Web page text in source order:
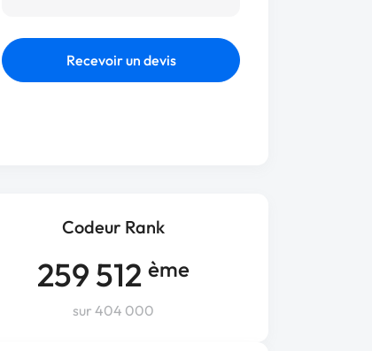
Recevoir un devis
Codeur Rank
259 512 ème
sur 404 000